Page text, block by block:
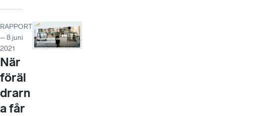
RAPPORT
– 8 juni
2021
När
föräl
drarn
a får